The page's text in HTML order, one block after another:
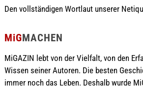
Den vollständigen Wortlaut unserer
MiGMACHEN
MiGAZIN lebt von der Vielfalt, von den
Wissen seiner Autoren. Die besten
immer noch das Leben. Deshalb wurde